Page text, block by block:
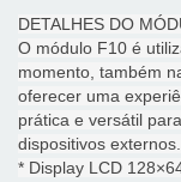
DETALHES DO
O módulo F10 é
momento, também
oferecer uma
prática e versátil
dispositivos externos.
* Display LCD